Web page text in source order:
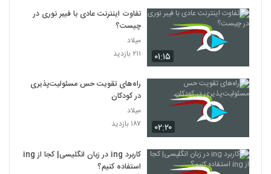
۰۱:۱۵
تفاوت اینترنت عادی با فیبر نوری در
چیست؟
میلاد
۲۱۱ بازدید
۰۲:۲۰
راه‌های تقویت حس مسئولیت‌پذیری
در کودکان
میلاد
۱۸۷ بازدید
کاربرد ing در زبان انگلیسی| کجا از ing
استفاده کنیم؟